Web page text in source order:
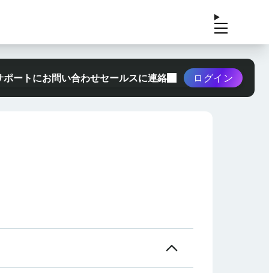
ポートにお問い合わせセールスに連絡 ログイン